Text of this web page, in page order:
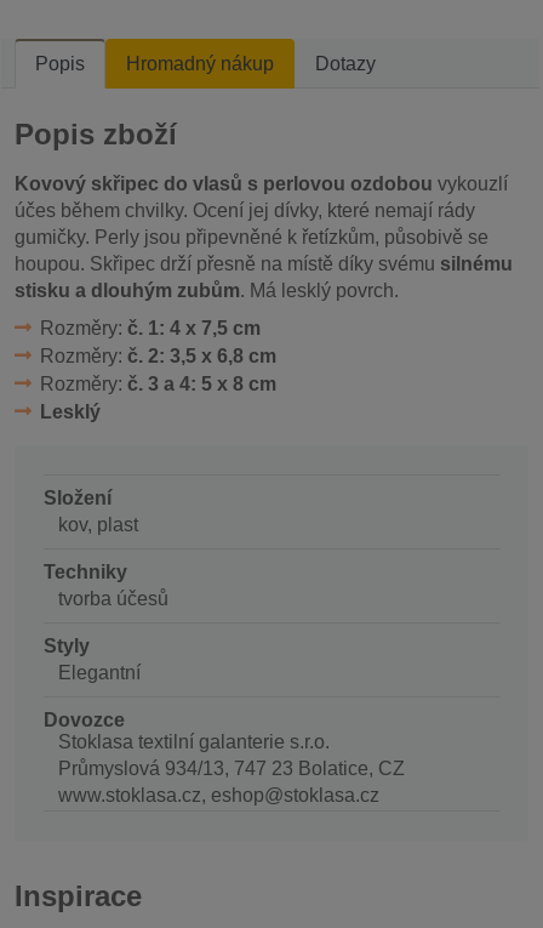
Popis Hromadný nákup Dotazy
Popis zboží
Kovový skřipec do vlasů s perlovou ozdobou vykouzlí
účes během chvilky. Ocení jej dívky, které nemají rády
gumičky. Perly jsou připevněné k řetízkům, působivě se
houpou. Skřipec drží přesně na místě díky svému silnému
stisku a dlouhým zubům. Má lesklý povrch.
Rozměry: č. 1: 4 x 7,5 cm
Rozměry: č. 2: 3,5 x 6,8 cm
Rozměry: č. 3 a 4: 5 x 8 cm
Lesklý
Složení
kov, plast
Techniky
tvorba účesů
Styly
Elegantní
Dovozce
Stoklasa textilní galanterie s.r.o.
Průmyslová 934/13, 747 23 Bolatice, CZ
www.stoklasa.cz, eshop@stoklasa.cz
Inspirace